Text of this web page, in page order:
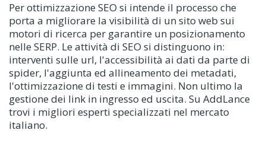
Per ottimizzazione SEO si intende il processo che
porta a migliorare la visibilità di un sito web sui
motori di ricerca per garantire un posizionamento
nelle SERP. Le attività di SEO si distinguono in:
interventi sulle url, l'accessibilità ai dati da parte di
spider, l'aggiunta ed allineamento dei metadati,
l'ottimizzazione di testi e immagini. Non ultimo la
gestione dei link in ingresso ed uscita. Su AddLance
trovi i migliori esperti specializzati nel mercato
italiano.